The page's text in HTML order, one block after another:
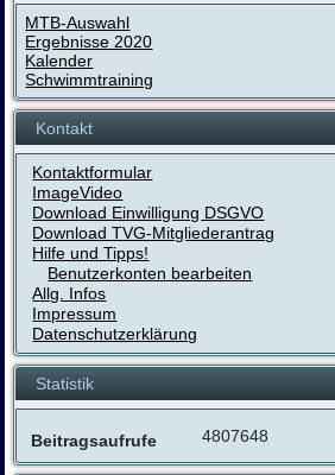
MTB-Auswahl
Ergebnisse 2020
Kalender
Schwimmtraining
Kontakt
Kontaktformular
ImageVideo
Download Einwilligung DSGVO
Download TVG-Mitgliederantrag
Hilfe und Tipps!
Benutzerkonten bearbeiten
Allg. Infos
Impressum
Datenschutzerklärung
Statistik
Beitragsaufrufe 4807648